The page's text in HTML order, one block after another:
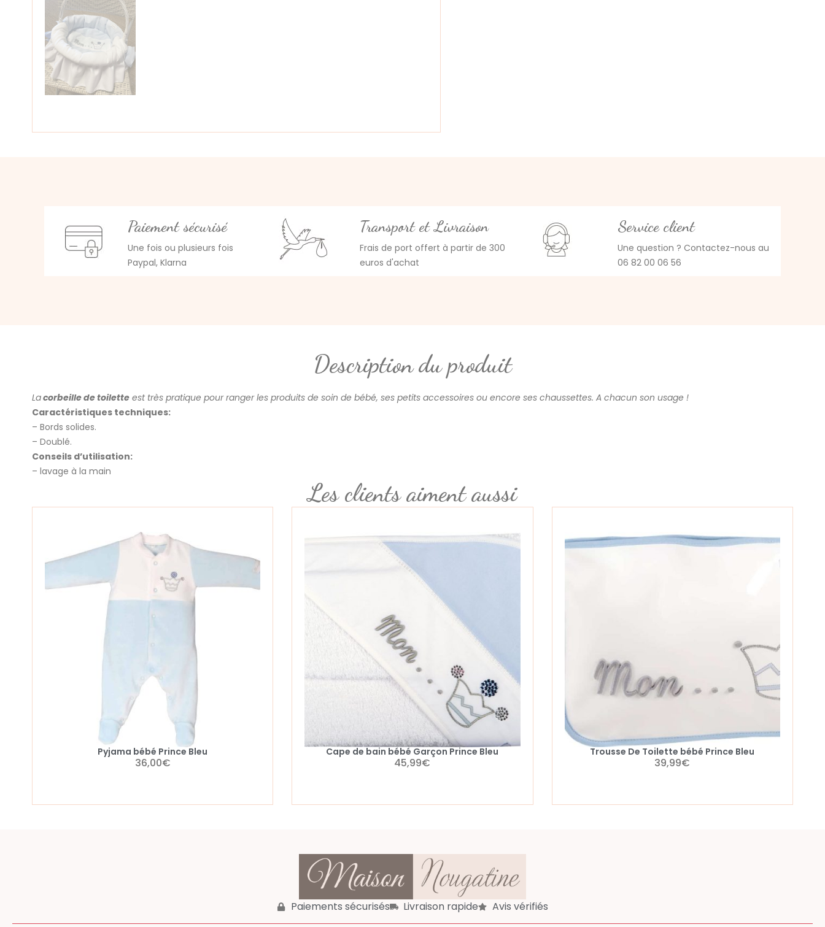
Paiement sécurisé
Une fois ou plusieurs fois
Paypal, Klarna
Transport et Livraison
Frais de port offert à partir de 300
euros d'achat
Service client
Une question ? Contactez-nous au
06 82 00 06 56
Description du produit
Lacorbeille de toilette est très pratique pour ranger les produits de soin de bébé, ses petits accessoires ou encore ses chaussettes. A chacun son usage !
Caractéristiques techniques:
– Bords solides.
– Doublé.
Conseils d’utilisation:
– lavage à la main
Les clients aiment aussi
Pyjama bébé Prince Bleu
36,00€
Cape de bain bébé Garçon Prince Bleu
45,99€
Trousse De Toilette bébé Prince Bleu
39,99€
Paiements sécurisés Livraison rapide Avis vérifiés